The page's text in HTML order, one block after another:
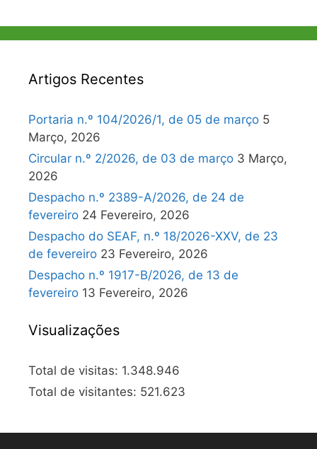
Artigos Recentes
Portaria n.º 104/2026/1, de 05 de março 5
Março, 2026
Circular n.º 2/2026, de 03 de março 3 Março,
2026
Despacho n.º 2389-A/2026, de 24 de
fevereiro 24 Fevereiro, 2026
Despacho do SEAF, n.º 18/2026-XXV, de 23
de fevereiro 23 Fevereiro, 2026
Despacho n.º 1917-B/2026, de 13 de
fevereiro 13 Fevereiro, 2026
Visualizações
Total de visitas: 1.348.946
Total de visitantes: 521.623